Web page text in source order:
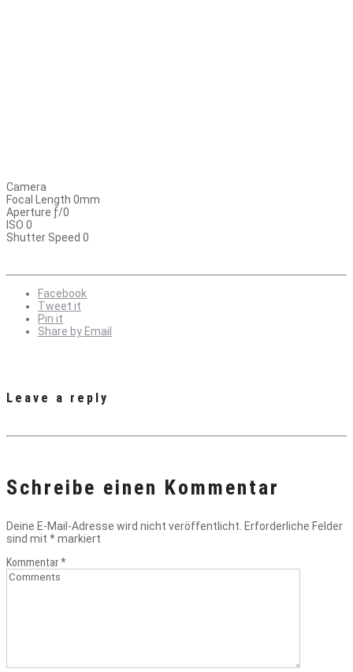
Camera
Focal Length 0mm
Aperture ƒ/0
ISO 0
Shutter Speed 0
Facebook
Tweet it
Pin it
Share by Email
Leave a reply
Schreibe einen Kommentar
Deine E-Mail-Adresse wird nicht veröffentlicht. Erforderliche Felder
sind mit *markiert
Kommentar*